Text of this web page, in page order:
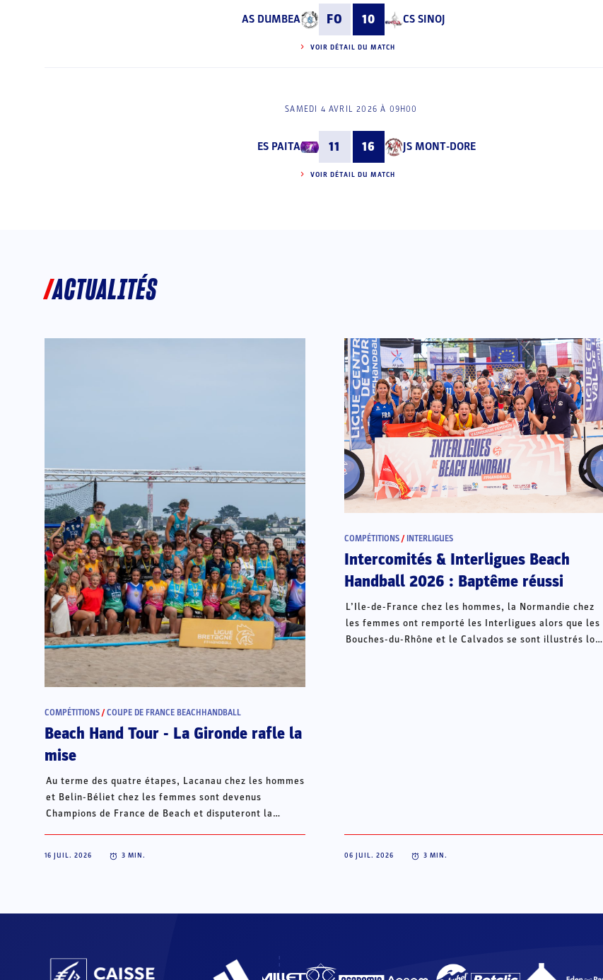
AS DUMBEA FO 10 CS SINOJ
VOIR DÉTAIL DU MATCH
SAMEDI 4 AVRIL 2026 À 09H00
ES PAITA 11 16 JS MONT-DORE
VOIR DÉTAIL DU MATCH
ACTUALITÉS
COMPÉTITIONS /COUPE DE FRANCE BEACHHANDBALL
Beach Hand Tour - La Gironde rafle la
mise
Au terme des quatre étapes, Lacanau chez les hommes
et Belin-Béliet chez les femmes sont devenus
Champions de France de Beach et disputeront la
16 JUIL. 2026 3 MIN.
COMPÉTITIONS / INTERLIGUES
Intercomités & Interligues Beach
Handball 2026 : Baptême réussi
L’Ile-de-France chez les hommes, la Normandie chez
les femmes ont remporté les Interligues alors que les
Bouches-du-Rhône et le Calvados se sont illustrés lors
06 JUIL. 2026 3 MIN.